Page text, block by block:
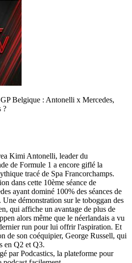
Belgique : Antonelli x Mercedes,
?
Kimi Antonelli, leader du
de Formule 1 a encore giflé la
tracé de Spa Francorchamps.
dans cette 10ème séance de
ayant dominé 100% des séances de
Une démonstration sur le toboggan des
qui affiche un avantage de plus de
alors même que le néerlandais a vu
run pour lui offrir l'aspiration. Et
de son coéquipier, George Russell, qui
en Q2 et Q3.
par Podcastics, la plateforme pour